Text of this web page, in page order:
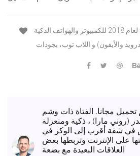
تحميل مجانا. الفتاة ذات وشم
(روني مارا) ، ذكية ومنعزلة
في شقة أقرب إلى الوكر في
على الإنترنت وتربطها بعض
العلاقات البعيدة مع بضعة